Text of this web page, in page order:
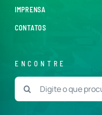
IMPRENSA
CONTATOS
ENCONTRE
Buscar
resultados